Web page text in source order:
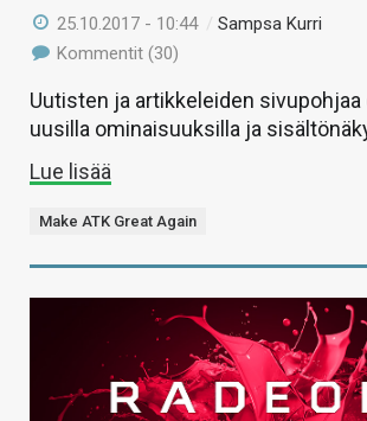
25.10.2017 - 10:44 /Sampsa Kurri
Kommentit (30)
Uutisten ja artikkeleiden
uusilla ominaisuuksilla ja
Lue lisää
Make ATK Great Again